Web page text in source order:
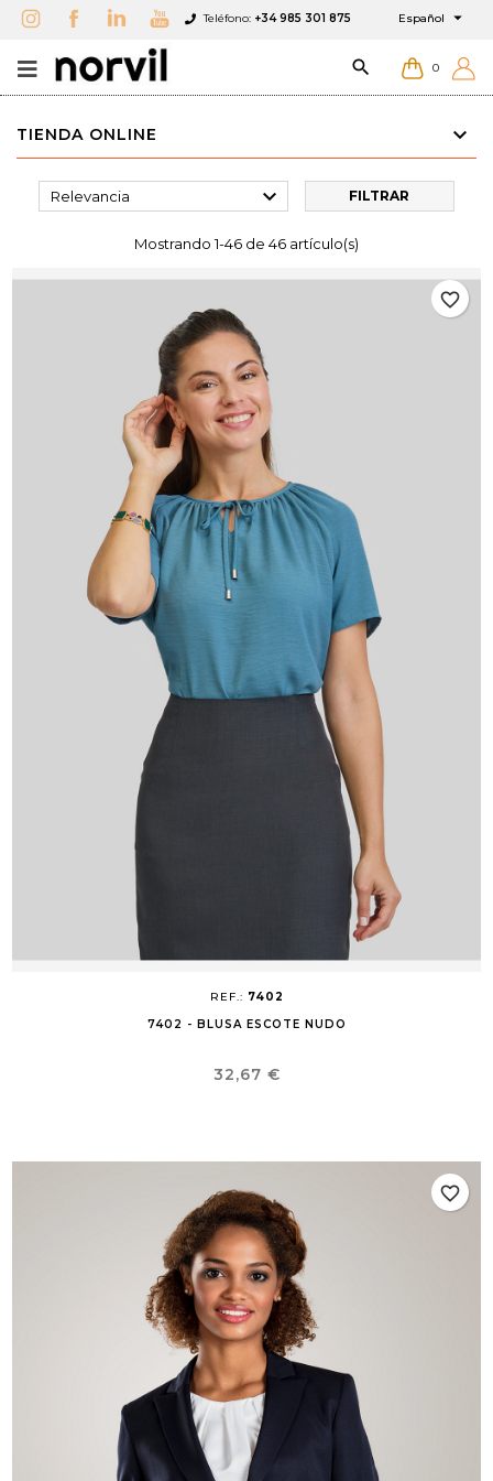
Teléfono: +34 985 301 875 Español 
 0
TIENDA ONLINE
Relevancia  FILTRAR
Mostrando 1-46 de 46 artículo(s)
REF.: 7402
7402 - BLUSA ESCOTE NUDO
Precio
32,67 €
favorite_border
favorite_border